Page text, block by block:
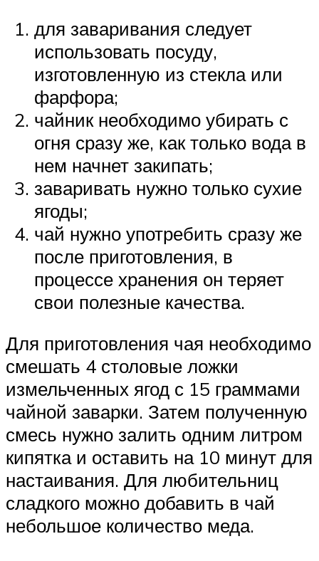
для заваривания следует
использовать посуду,
изготовленную из стекла или
фарфора;
чайник необходимо убирать с
огня сразу же, как только вода в
нем начнет закипать;
заваривать нужно только сухие
ягоды;
чай нужно употребить сразу же
после приготовления, в
процессе хранения он теряет
свои полезные качества.
Для приготовления чая необходимо
смешать 4 столовые ложки
измельченных ягод с 15 граммами
чайной заварки. Затем полученную
смесь нужно залить одним литром
кипятка и оставить на 10 минут для
настаивания. Для любительниц
сладкого можно добавить в чай
небольшое количество меда.